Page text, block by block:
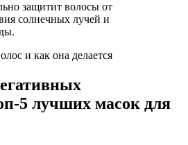
защитит волосы от
солнечных лучей и
5 лучших масок для